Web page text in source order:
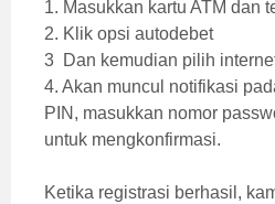
1. Masukkan kartu ATM dan
2. Klik opsi autodebet
3 Dan kemudian pilih
4. Akan muncul notifikasi
PIN, masukkan nomor
untuk mengkonfirmasi.
Ketika registrasi berhasil,